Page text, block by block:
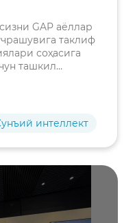
— ўз
етакчи
билан
учрашув ва
GAP аёллар
таклиф
ташкил
интеллект